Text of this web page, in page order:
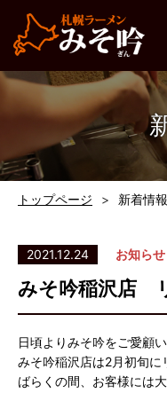
トップページ 新着情報
2021.12.24 お知らせ
みそ吟稲沢店
日頃よりみそ吟をご愛顧
みそ吟稲沢店は2月初旬に
ばらくの間、お客様には